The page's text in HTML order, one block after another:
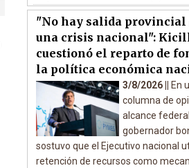
"No hay salida provincial
una crisis nacional":
cuestionó el reparto de
la política económica
3/8/2026 ||
En
columna de
alcance
gobernador
sostuvo que el Ejecutivo nacional
retención de recursos como